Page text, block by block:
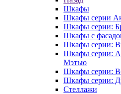
Шкафы
Шкафы серии
Шкафы серии:
Шкафы с
Шкафы серии:
Шкафы серии:
Мэтью
Шкафы серии:
Шкафы серии:
Стеллажи